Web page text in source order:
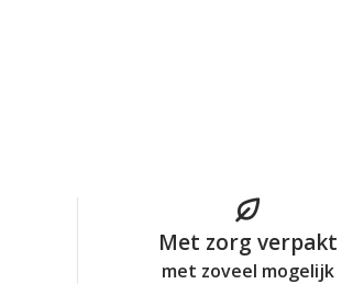
Met zorg verpakt
met zoveel mogelijk